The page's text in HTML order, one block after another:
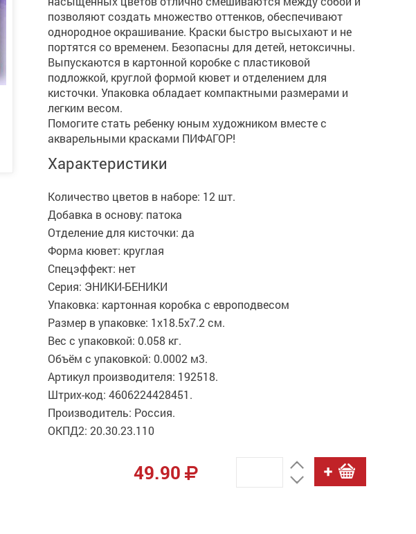
позволяют создать множество оттенков, обеспечивают
однородное окрашивание. Краски быстро высыхают и не
портятся со временем. Безопасны для детей, нетоксичны.
Выпускаются в картонной коробке с пластиковой
подложкой, круглой формой кювет и отделением для
кисточки. Упаковка обладает компактными размерами и
легким весом.
Помогите стать ребенку юным художником вместе с
акварельными красками ПИФАГОР!
Характеристики
Количество цветов в наборе: 12 шт.
Добавка в основу: патока
Отделение для кисточки: да
Форма кювет: круглая
Спецэффект: нет
Серия: ЭНИКИ-БЕНИКИ
Упаковка: картонная коробка с европодвесом
Размер в упаковке: 1x18.5x7.2 см.
Вес с упаковкой: 0.058 кг.
Объём с упаковкой: 0.0002 м3.
Артикул производителя: 192518.
Штрих-код: 4606224428451.
Производитель: Россия.
ОКПД2: 20.30.23.110
49.90